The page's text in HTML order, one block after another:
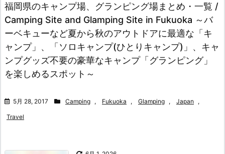
福岡県のキャンプ場、グランピング場まとめ・一覧 /
Camping Site and Glamping Site in Fukuoka ～バ
ーベキューなど夏から秋のアウトドアに最適な「キ
ャンプ」、「ソロキャンプ(ひとりキャンプ)」、キャ
ンプグッズ不要の豪華なキャンプ「グランピング」
を楽しめるスポット～
5月 28, 2017 Camping , Fukuoka , Glamping , Japan ,
Travel